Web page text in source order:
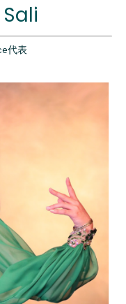
代表